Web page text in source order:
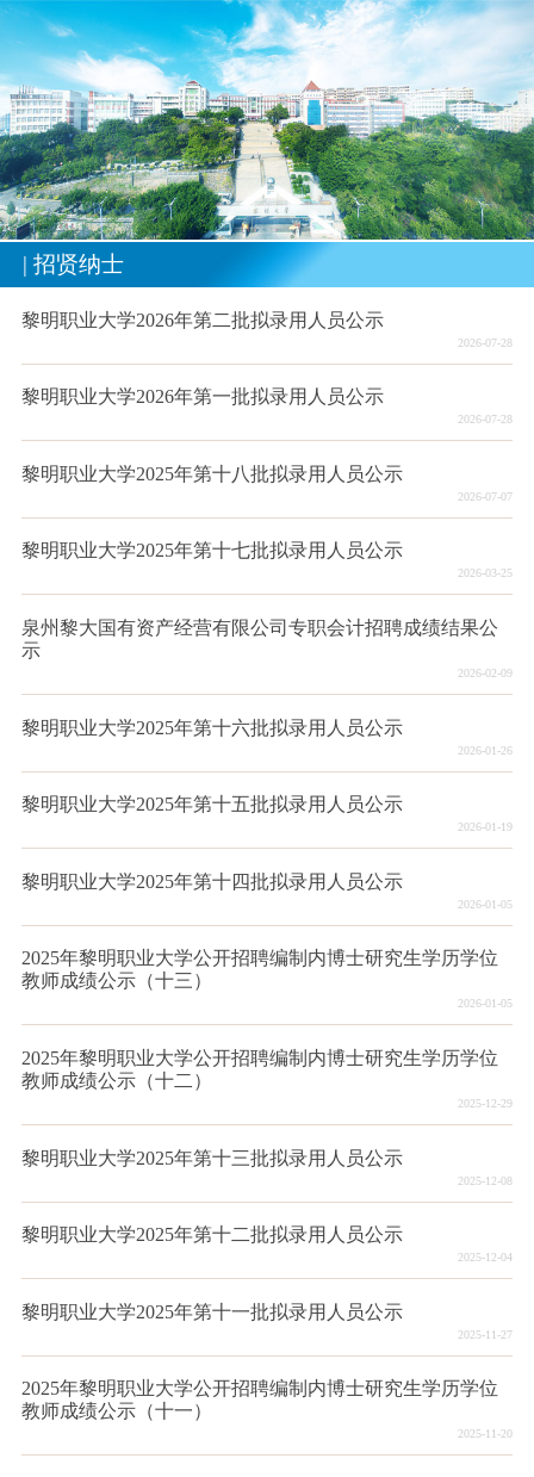
| 招贤纳士
黎明职业大学2026年第二批拟录用人员公示
2026-07-28
黎明职业大学2026年第一批拟录用人员公示
2026-07-28
黎明职业大学2025年第十八批拟录用人员公示
2026-07-07
黎明职业大学2025年第十七批拟录用人员公示
2026-03-25
泉州黎大国有资产经营有限公司专职会计招聘成绩结果公
示
2026-02-09
黎明职业大学2025年第十六批拟录用人员公示
2026-01-26
黎明职业大学2025年第十五批拟录用人员公示
2026-01-19
黎明职业大学2025年第十四批拟录用人员公示
2026-01-05
2025年黎明职业大学公开招聘编制内博士研究生学历学位
教师成绩公示（十三）
2026-01-05
2025年黎明职业大学公开招聘编制内博士研究生学历学位
教师成绩公示（十二）
2025-12-29
黎明职业大学2025年第十三批拟录用人员公示
2025-12-08
黎明职业大学2025年第十二批拟录用人员公示
2025-12-04
黎明职业大学2025年第十一批拟录用人员公示
2025-11-27
2025年黎明职业大学公开招聘编制内博士研究生学历学位
教师成绩公示（十一）
2025-11-20